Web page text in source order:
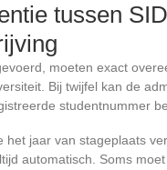
tussen
moeten exact
Bij twijfel kan de
studentnummer
het jaar van stageplaats
automatisch. Soms